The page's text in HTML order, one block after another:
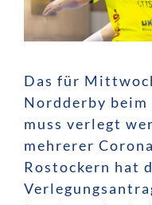
Das für
Nordderby beim
muss verlegt
mehrerer
Rostockern hat